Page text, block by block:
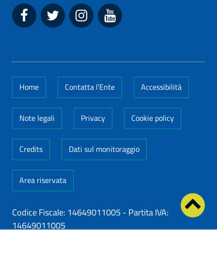
Home Contatta l'Ente Accessibilità
Note legali Privacy Cookie policy
Credits Dati sul monitoraggio
Area riservata
Codice Fiscale: 14649011005 - Partita IVA:
14649011005